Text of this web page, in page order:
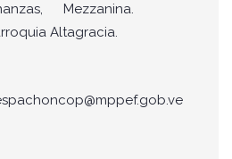
Mezzanina.
Altagracia.